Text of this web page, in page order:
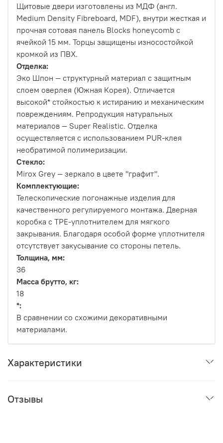
Щитовые двери изготовлены из МДФ (англ.
Medium Density Fibreboard, MDF), внутри жесткая и
прочная сотовая панель Blocks honeycomb с
ячейкой 15 мм. Торцы защищены износостойкой
кромкой из ПВХ.
Отделка:
Эко Шпон — структурный материал с защитным
слоем оверлея (Южная Корея). Отличается
высокой* стойкостью к истиранию и механическим
повреждениям. Репродукция натуральных
материалов — Super Realistic. Отделка
осуществляется с использованием PUR-клея
необратимой полимеризации.
Стекло:
Mirox Grey — зеркало в цвете "графит".
Комплектующие:
Телескопические погонажные изделия для
качественного регулируемого монтажа. Дверная
коробка с TPE-уплотнителем для мягкого
закрывания. Благодаря особой форме уплотнителя
отсутствует закусывание со стороны петель.
Толщина, мм:
36
Масса брутто, кг:
18
*:
В сравнении со схожими декоративными
материалами.
Характеристики
Отзывы